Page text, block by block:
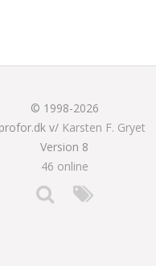
© 1998-2026
v/ Karsten F. Gryet
Version 8
46 online